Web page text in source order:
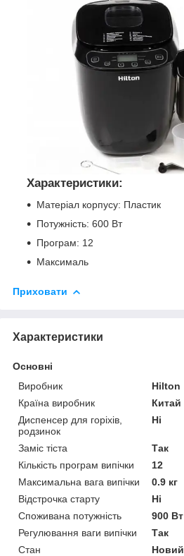
Характеристики:
Матеріал корпусу: Пластик
Потужність: 600 Вт
Програм: 12
Максималь
Приховати
Характеристики
Основні
Виробник
Hilton
Країна виробник
Китай
Диспенсер для горіхів,
родзинок
Ні
Заміс тіста
Так
Кількість програм випічки
12
Максимальна вага випічки
0.9 кг
Відстрочка старту
Ні
Споживана потужність
900 Вт
Регулювання ваги випічки
Так
Стан
Новий